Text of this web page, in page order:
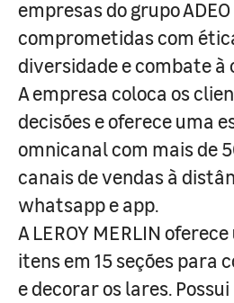
empresas do grupo
comprometidas com
diversidade e combate à
A empresa coloca os
decisões e oferece uma
omnicanal com mais de
canais de vendas à
whatsapp e app.
A LEROY MERLIN
itens em 15 seções para
e decorar os lares.